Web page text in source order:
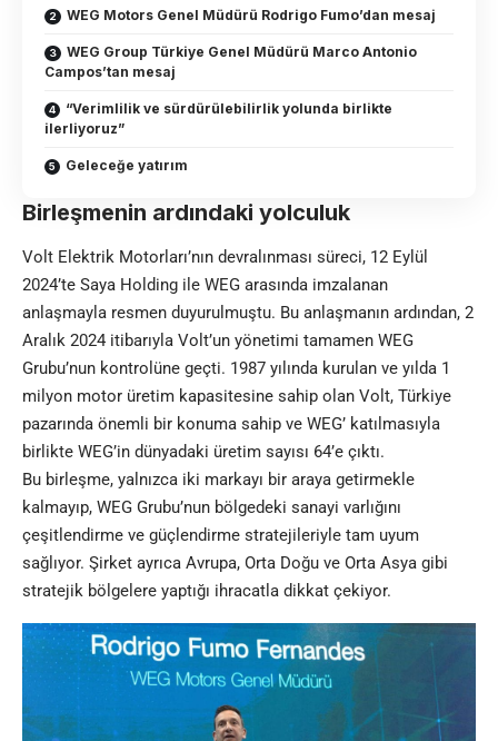
WEG Motors Genel Müdürü Rodrigo Fumo’dan mesaj
WEG Group Türkiye Genel Müdürü Marco Antonio
Campos’tan mesaj
“Verimlilik ve sürdürülebilirlik yolunda birlikte
ilerliyoruz”
Geleceğe yatırım
Birleşmenin ardındaki yolculuk
Volt Elektrik Motorları’nın devralınması süreci, 12 Eylül
2024’te Saya Holding ile WEG arasında imzalanan
anlaşmayla resmen duyurulmuştu. Bu anlaşmanın ardından, 2
Aralık 2024 itibarıyla Volt’un yönetimi tamamen WEG
Grubu’nun kontrolüne geçti. 1987 yılında kurulan ve yılda 1
milyon motor üretim kapasitesine sahip olan Volt, Türkiye
pazarında önemli bir konuma sahip ve WEG’ katılmasıyla
birlikte WEG’in dünyadaki üretim sayısı 64’e çıktı.
Bu birleşme, yalnızca iki markayı bir araya getirmekle
kalmayıp, WEG Grubu’nun bölgedeki sanayi varlığını
çeşitlendirme ve güçlendirme stratejileriyle tam uyum
sağlıyor. Şirket ayrıca Avrupa, Orta Doğu ve Orta Asya gibi
stratejik bölgelere yaptığı ihracatla dikkat çekiyor.